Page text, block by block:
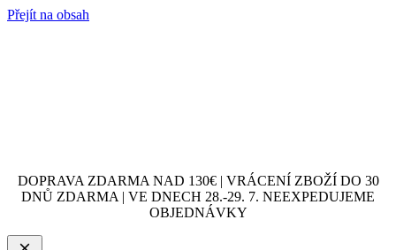
Přejít na obsah
DOPRAVA ZDARMA NAD 130€ | VRÁCENÍ ZBOŽÍ DO 30
DNŮ ZDARMA | VE DNECH 28.-29. 7. NEEXPEDUJEME
OBJEDNÁVKY